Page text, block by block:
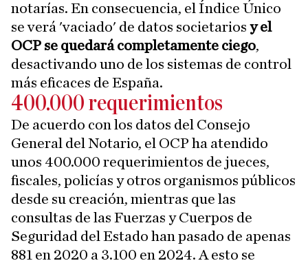
notarías. En consecuencia, el Índice Único
se verá 'vaciado' de datos societarios y el
OCP se quedará completamente ciego,
desactivando uno de los sistemas de control
más eficaces de España.
400.000 requerimientos
De acuerdo con los datos del Consejo
General del Notario, el OCP ha atendido
unos 400.000 requerimientos de jueces,
fiscales, policías y otros organismos públicos
desde su creación, mientras que las
consultas de las Fuerzas y Cuerpos de
Seguridad del Estado han pasado de apenas
881 en 2020 a 3.100 en 2024. A esto se